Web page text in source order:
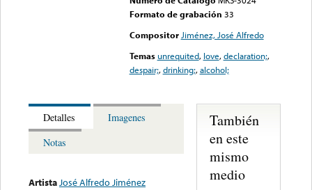
Formato de grabación 33
Compositor Jiménez, José Alfredo
Temas unrequited, love,declaration;,
despair;,drinking;,alcohol;
Detalles
Imagenes
Notas
ArtistaJosé Alfredo Jiménez
También
en este
mismo
medio